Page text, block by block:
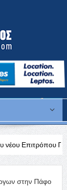
Περιβάλλοντος
2026